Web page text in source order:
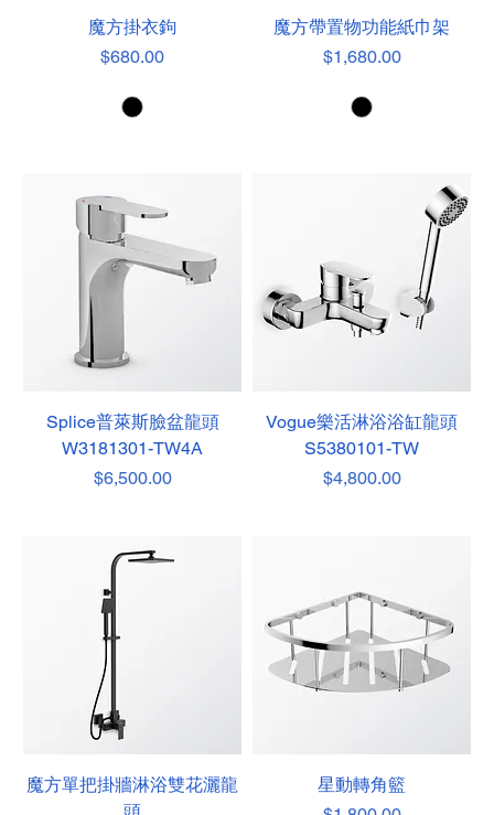
魔方掛衣鉤
價格
$680.00
魔方帶置物功能紙巾架
價格
$1,680.00
Splice普萊斯臉盆龍頭
W3181301-TW4A
價格
$6,500.00
Vogue樂活淋浴浴缸龍頭
S5380101-TW
價格
$4,800.00
魔方單把掛牆淋浴雙花灑龍
頭
星動轉角籃